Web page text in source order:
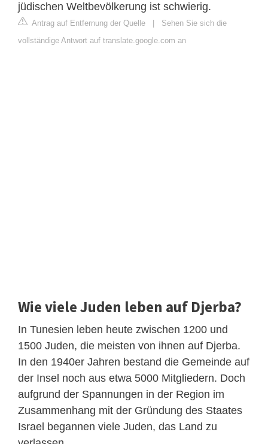
jüdischen Weltbevölkerung ist schwierig.
Antrag auf Entfernung der Quelle
Sehen Sie sich die
vollständige Antwort auf translate.google.com an
Wie viele Juden leben auf Djerba?
In Tunesien leben heute zwischen 1200 und
1500 Juden, die meisten von ihnen auf Djerba.
In den 1940er Jahren bestand die Gemeinde auf
der Insel noch aus etwa 5000 Mitgliedern. Doch
aufgrund der Spannungen in der Region im
Zusammenhang mit der Gründung des Staates
Israel begannen viele Juden, das Land zu